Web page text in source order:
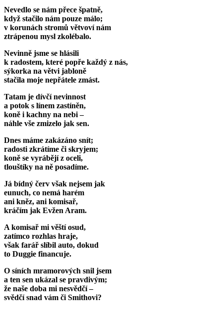
Nevedlo se nám přece špatně,
když stačilo nám pouze málo;
v korunách stromů větvoví nám
ztrápenou mysl zkolébalo.
Nevinně jsme se hlásili
k radostem, které popře každý z nás,
sýkorka na větvi jabloně
stačila moje nepřátele zmást.
Tatam je dívčí nevinnost
a potok s línem zastíněn,
koně i kachny na nebi –
náhle vše zmizelo jak sen.
Dnes máme zakázáno snít;
radosti zkrátíme či skryjem;
koně se vyrábějí z oceli,
tlouštíky na ně posadíme.
Já bídný červ však nejsem jak
eunuch, co nemá harém
ani kněz, ani komisař,
kráčím jak Evžen Aram.
A komisař mi věští osud,
zatímco rozhlas hraje,
však farář slíbil auto, dokud
to Duggie financuje.
O síních mramorových snil jsem
a ten sen ukázal se pravdivým;
že naše doba mi nesvědčí –
svědčí snad vám či Smithovi?